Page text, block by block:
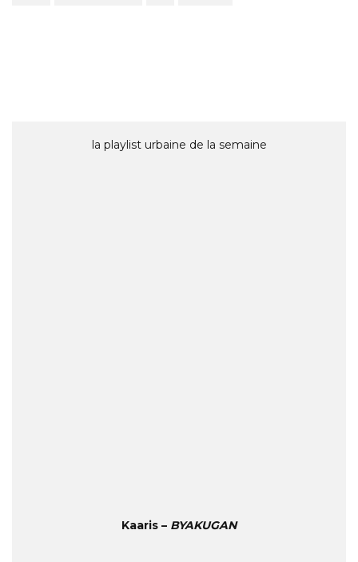
la playlist urbaine de la semaine
Kaaris – BYAKUGAN